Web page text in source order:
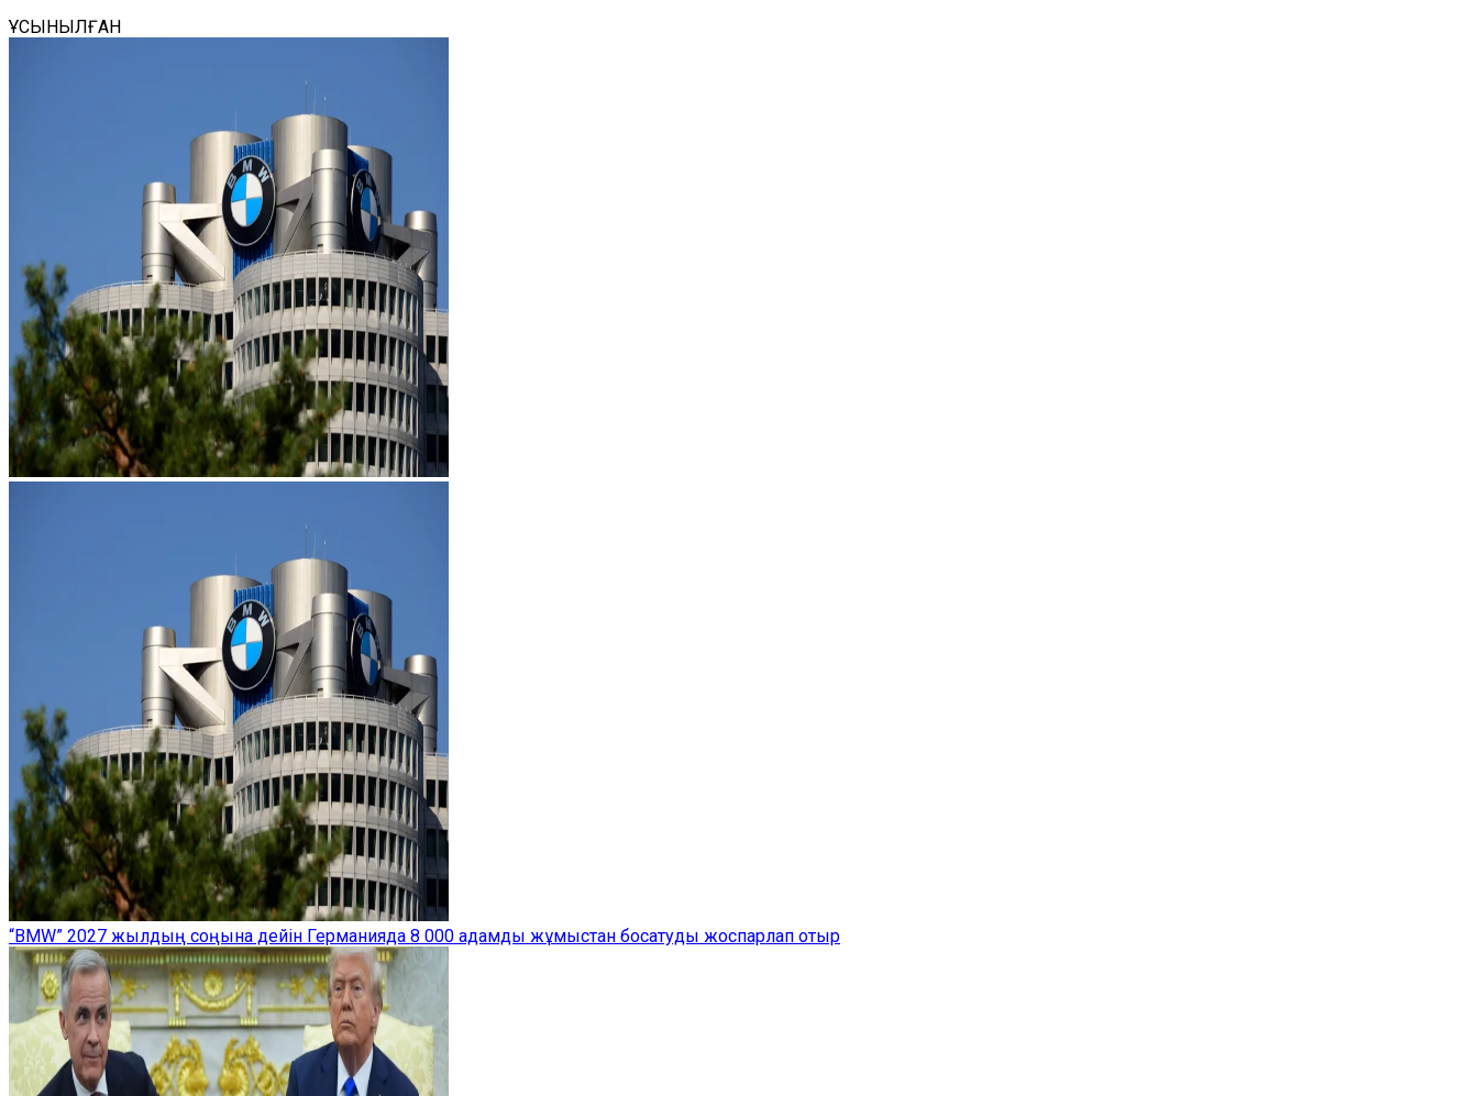
ҰСЫНЫЛҒАН
“BMW” 2027 жылдың соңына дейін Германияда 8 000 адамды жұмыстан босатуды жоспарлап отыр